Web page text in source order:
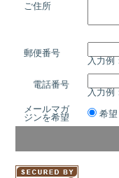
ご住所
郵便番号
入力例
電話番号
入力例
メールマガ
ジンを希望
希